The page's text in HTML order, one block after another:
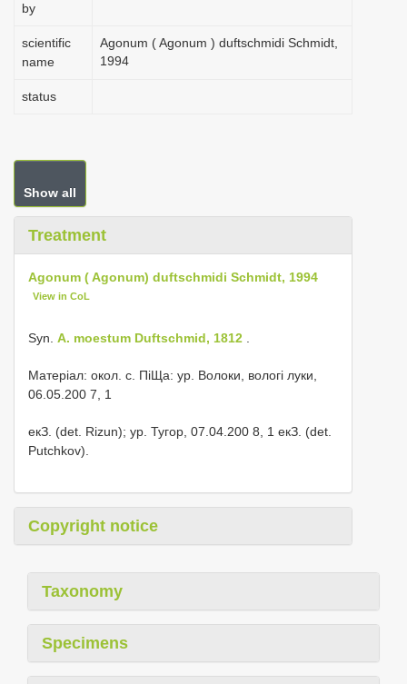
by
scientific
name
Agonum ( Agonum ) duftschmidi Schmidt,
1994
status
Show all
Treatment
Agonum ( Agonum) duftschmidi Schmidt, 1994
View in CoL
Syn. A. moestum Duftschmid, 1812
Матеріал: окол. с. ПіЩа: ур. Волоки, вологі луки,
06.05.200 7, 1
екЗ. (det. Rizun); ур. Тугор, 07.04.200 8, 1 екЗ. (det.
Putchkov).
Copyright notice
Taxonomy
Specimens